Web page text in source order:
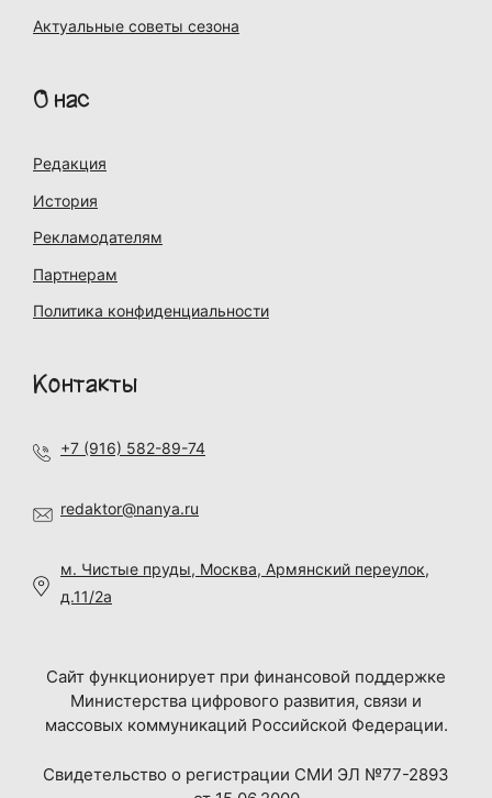
Актуальные советы сезона
О нас
Редакция
История
Рекламодателям
Партнерам
Политика конфиденциальности
Контакты
+7 (916) 582-89-74
redaktor@nanya.ru
м. Чистые пруды, Москва, Армянский переулок,
д.11/2а
Сайт функционирует при финансовой поддержке
Министерства цифрового развития, связи и
массовых коммуникаций Российской Федерации.
Свидетельство о регистрации СМИ ЭЛ №77-2893